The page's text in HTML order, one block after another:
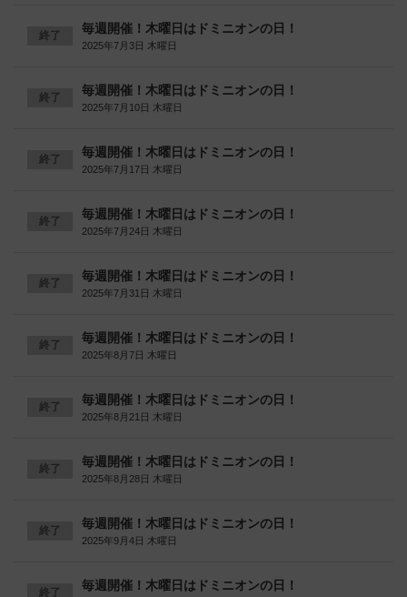
終了 毎週開催！木曜日はドミニオンの日！
2025年7月3日 木曜日
終了 毎週開催！木曜日はドミニオンの日！
2025年7月10日 木曜日
終了 毎週開催！木曜日はドミニオンの日！
2025年7月17日 木曜日
終了 毎週開催！木曜日はドミニオンの日！
2025年7月24日 木曜日
終了 毎週開催！木曜日はドミニオンの日！
2025年7月31日 木曜日
終了 毎週開催！木曜日はドミニオンの日！
2025年8月7日 木曜日
終了 毎週開催！木曜日はドミニオンの日！
2025年8月21日 木曜日
終了 毎週開催！木曜日はドミニオンの日！
2025年8月28日 木曜日
終了 毎週開催！木曜日はドミニオンの日！
2025年9月4日 木曜日
終了 毎週開催！木曜日はドミニオンの日！